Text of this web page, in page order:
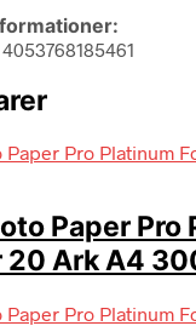
Paper Pro
20 Ark A4